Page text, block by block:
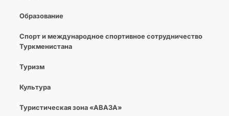
Образование
Спорт и международное спортивное сотрудничество
Туркменистана
Туризм
Культура
Туристическая зона «АВАЗА»